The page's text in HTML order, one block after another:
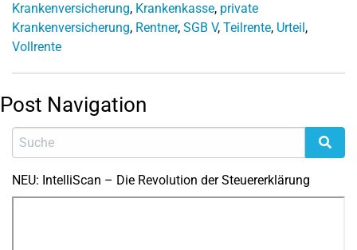
Krankenversicherung, Krankenkasse, private
Krankenversicherung, Rentner, SGB V, Teilrente, Urteil,
Vollrente
Post Navigation
NEU: IntelliScan – Die Revolution der Steuererklärung